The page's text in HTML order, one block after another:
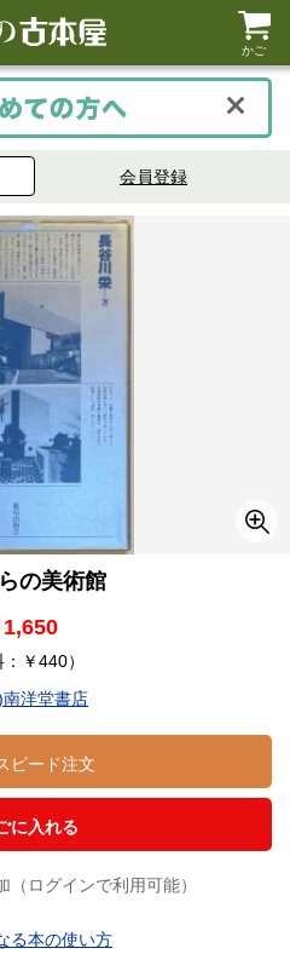
かご
会員登録
の美術館
1,650
：￥440）
洋堂書店
ピード注文
に入れる
（ログインで利用可能）
る本の使い方